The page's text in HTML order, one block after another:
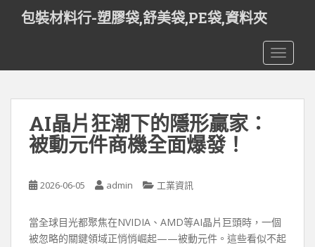
t
包裝材料行-塑膠袋,舒美袋,PE袋,資料夾
AI晶片狂潮下的隱形贏家：
被動元件商機全面爆發！
2026-06-05 admin 工業資訊
當全球目光都聚焦在NVIDIA、AMD等AI晶片巨頭時，一個
被忽略的關鍵領域正悄悄崛起——被動元件。這些看似不起